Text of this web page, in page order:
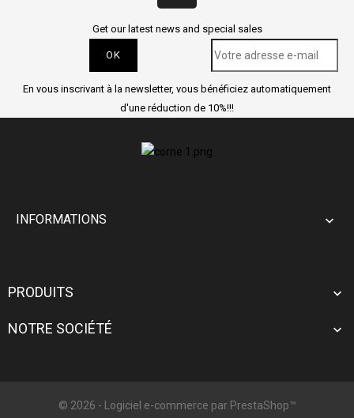
Get our latest news and special sales
En vous inscrivant à la newsletter, vous bénéficiez automatiquement
d'une réduction de 10%!!!
INFORMATIONS 
PRODUITS 
NOTRE SOCIÉTÉ 
© 2026 - Logiciel e-commerce par PrestaShop™